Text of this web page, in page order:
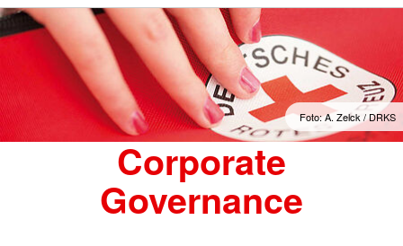
Foto: A. Zelck / DRKS
Corporate
Governance